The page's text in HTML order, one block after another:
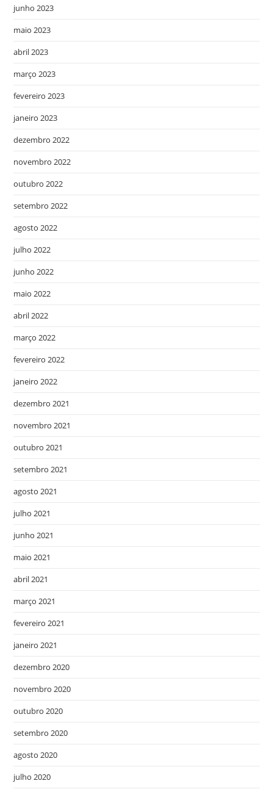
junho 2023
maio 2023
abril 2023
março 2023
fevereiro 2023
janeiro 2023
dezembro 2022
novembro 2022
outubro 2022
setembro 2022
agosto 2022
julho 2022
junho 2022
maio 2022
abril 2022
março 2022
fevereiro 2022
janeiro 2022
dezembro 2021
novembro 2021
outubro 2021
setembro 2021
agosto 2021
julho 2021
junho 2021
maio 2021
abril 2021
março 2021
fevereiro 2021
janeiro 2021
dezembro 2020
novembro 2020
outubro 2020
setembro 2020
agosto 2020
julho 2020